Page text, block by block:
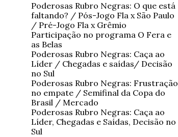
Poderosas Rubro Negras: O que está
faltando? / Pós-Jogo Fla x São Paulo
/ Pré-Jogo Fla x Grêmio
Participação no programa O Fera e
as Belas
Poderosas Rubro Negras: Caça ao
Líder / Chegadas e saídas/ Decisão
no Sul
Poderosas Rubro Negras: Frustração
no empate / Semifinal da Copa do
Brasil / Mercado
Poderosas Rubro Negras: Caça ao
Líder, Chegadas e Saídas, Decisão no
Sul